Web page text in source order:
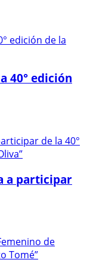
40° edición
a participar